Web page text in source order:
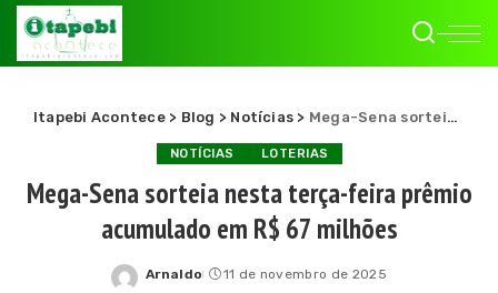
Itapebi Acontece> Blog > Notícias > Mega-Sena sorteia nesta terça-feira prêmio acumulado em R$ 67 milhões
NOTÍCIAS LOTERIAS
Mega-Sena sorteia nesta terça-feira prêmio
acumulado em R$ 67 milhões
Posted
Arnaldo 11 de novembro de 2025